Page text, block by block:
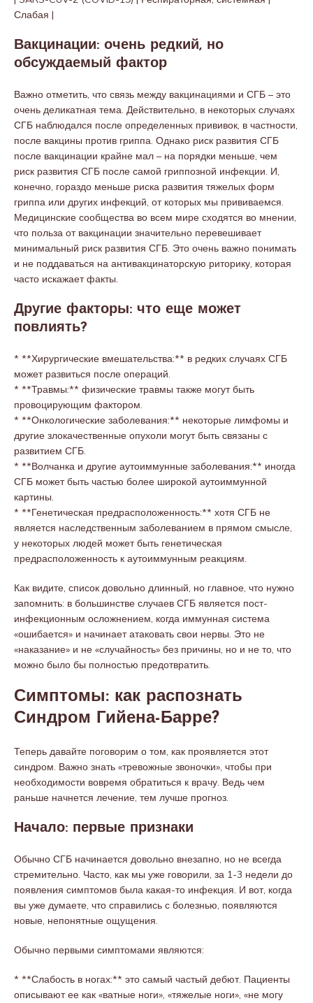
Слабая |
Вакцинации: очень редкий, но
обсуждаемый фактор
Важно отметить, что связь между вакцинациями и СГБ – это
очень деликатная тема. Действительно, в некоторых случаях
СГБ наблюдался после определенных прививок, в частности,
после вакцины против гриппа. Однако риск развития СГБ
после вакцинации крайне мал – на порядки меньше, чем
риск развития СГБ после самой гриппозной инфекции. И,
конечно, гораздо меньше риска развития тяжелых форм
гриппа или других инфекций, от которых мы прививаемся.
Медицинские сообщества во всем мире сходятся во мнении,
что польза от вакцинации значительно перевешивает
минимальный риск развития СГБ. Это очень важно понимать
и не поддаваться на антивакцинаторскую риторику, которая
часто искажает факты.
Другие факторы: что еще может
повлиять?
* **Хирургические вмешательства:** в редких случаях СГБ
может развиться после операций.
* **Травмы:** физические травмы также могут быть
провоцирующим фактором.
* **Онкологические заболевания:** некоторые лимфомы и
другие злокачественные опухоли могут быть связаны с
развитием СГБ.
* **Волчанка и другие аутоиммунные заболевания:** иногда
СГБ может быть частью более широкой аутоиммунной
картины.
* **Генетическая предрасположенность:** хотя СГБ не
является наследственным заболеванием в прямом смысле,
у некоторых людей может быть генетическая
предрасположенность к аутоиммунным реакциям.
Как видите, список довольно длинный, но главное, что нужно
запомнить: в большинстве случаев СГБ является пост-
инфекционным осложнением, когда иммунная система
«ошибается» и начинает атаковать свои нервы. Это не
«наказание» и не «случайность» без причины, но и не то, что
можно было бы полностью предотвратить.
Симптомы: как распознать
Синдром Гийена-Барре?
Теперь давайте поговорим о том, как проявляется этот
синдром. Важно знать «тревожные звоночки», чтобы при
необходимости вовремя обратиться к врачу. Ведь чем
раньше начнется лечение, тем лучше прогноз.
Начало: первые признаки
Обычно СГБ начинается довольно внезапно, но не всегда
стремительно. Часто, как мы уже говорили, за 1-3 недели до
появления симптомов была какая-то инфекция. И вот, когда
вы уже думаете, что справились с болезнью, появляются
новые, непонятные ощущения.
Обычно первыми симптомами являются:
* **Слабость в ногах:** это самый частый дебют. Пациенты
описывают ее как «ватные ноги», «тяжелые ноги», «не могу